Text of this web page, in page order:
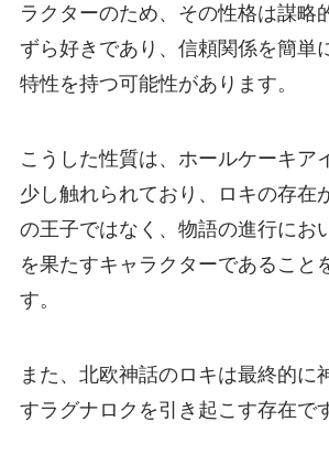
ラクターのため、その性格は謀略
ずら好きであり、信頼関係を簡単
特性を持つ可能性があります。
こうした性質は、ホールケーキア
少し触れられており、ロキの存在
の王子ではなく、物語の進行にお
を果たすキャラクターであること
す。
また、北欧神話のロキは最終的に
すラグナロクを引き起こす存在で